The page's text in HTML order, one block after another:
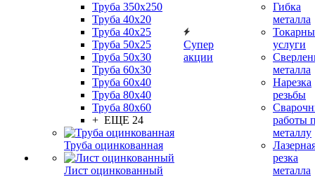
Труба 350x250
Труба 40x20
Труба 40x25
Труба 50x25
Труба 50x30
Труба 60x30
Труба 60x40
Труба 80x40
Труба 80x60
+ ЕЩЕ 24
Труба оцинкованная
Лист оцинкованный
Супер
акции
Гибка
металла
услуги
металла
Нарезка
резьбы
работы
металлу
резка
металла